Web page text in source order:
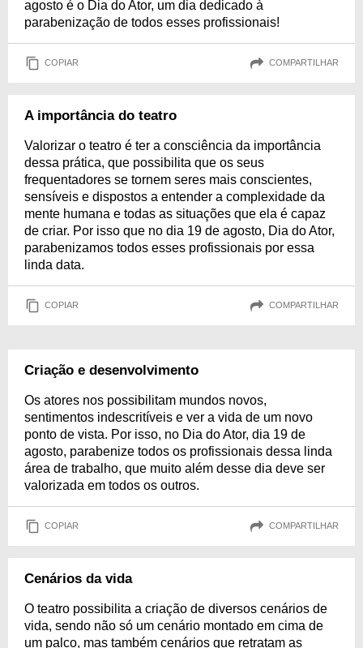
agosto é o Dia do Ator, um dia dedicado à
parabenização de todos esses profissionais!
COPIAR COMPARTILHAR
A importância do teatro
Valorizar o teatro é ter a consciência da importância
dessa prática, que possibilita que os seus
frequentadores se tornem seres mais conscientes,
sensíveis e dispostos a entender a complexidade da
mente humana e todas as situações que ela é capaz
de criar. Por isso que no dia 19 de agosto, Dia do Ator,
parabenizamos todos esses profissionais por essa
linda data.
COPIAR COMPARTILHAR
Criação e desenvolvimento
Os atores nos possibilitam mundos novos,
sentimentos indescritíveis e ver a vida de um novo
ponto de vista. Por isso, no Dia do Ator, dia 19 de
agosto, parabenize todos os profissionais dessa linda
área de trabalho, que muito além desse dia deve ser
valorizada em todos os outros.
COPIAR COMPARTILHAR
Cenários da vida
O teatro possibilita a criação de diversos cenários de
vida, sendo não só um cenário montado em cima de
um palco, mas também cenários que retratam as